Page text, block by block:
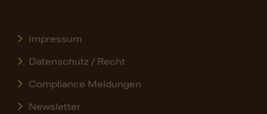
Impressum
Datenschutz / Recht
Compliance Meldungen
Newsletter